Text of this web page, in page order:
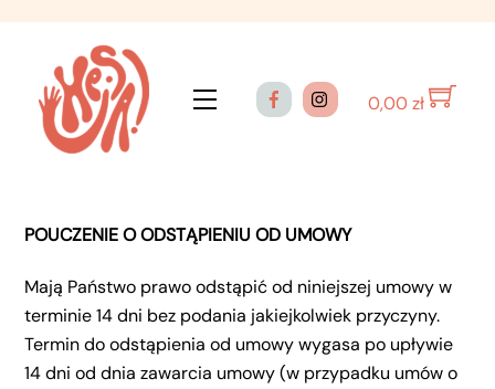
content
Menu
0,00zł
POUCZENIE O ODSTĄPIENIU OD UMOWY
Mają Państwo prawo odstąpić od niniejszej umowy w
terminie 14 dni bez podania jakiejkolwiek przyczyny.
Termin do odstąpienia od umowy wygasa po upływie
14 dni od dnia zawarcia umowy (w przypadku umów o